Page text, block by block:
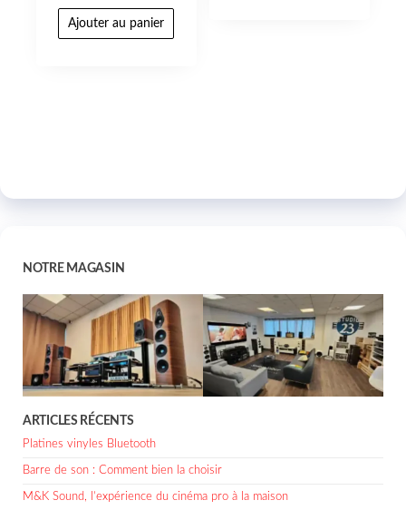
Ajouter au panier
NOTRE MAGASIN
ARTICLES RÉCENTS
Platines vinyles Bluetooth
Barre de son : Comment bien la choisir
M&K Sound, l’expérience du cinéma pro à la maison